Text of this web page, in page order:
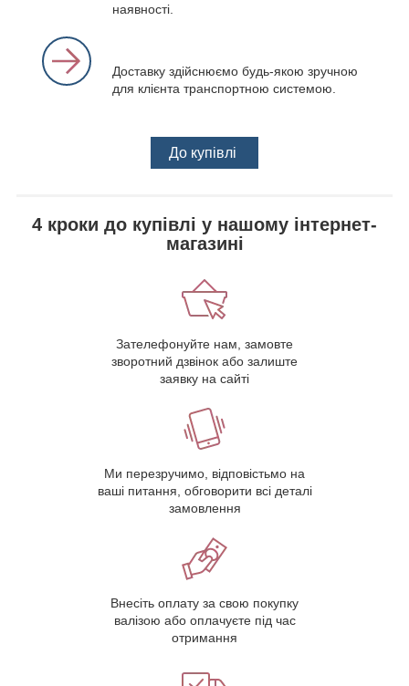
наявності.
Доставку здійснюємо будь-якою зручною
для клієнта транспортною системою.
До купівлі
4 кроки до купівлі у нашому інтернет-
магазині
Зателефонуйте нам, замовте
зворотний дзвінок або залиште
заявку на сайті
Ми перезручимо, відповістьмо на
ваші питання, обговорити всі деталі
замовлення
Внесіть оплату за свою покупку
валізою або оплачуєте під час
отримання